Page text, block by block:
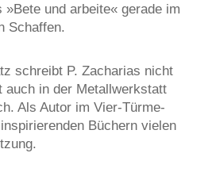
und arbeite« gerade im
Schaffen.
schreibt P. Zacharias nicht
auch in der Metallwerkstatt
Als Autor im Vier-Türme-
Büchern vielen